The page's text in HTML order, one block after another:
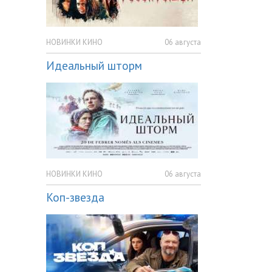
НОВИНКИ КИНО 06 августа
Идеальный шторм
НОВИНКИ КИНО 06 августа
Коп-звезда